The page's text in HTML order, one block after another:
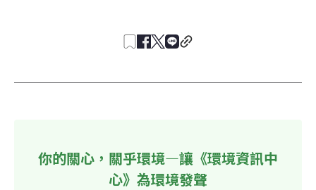
你的關心，關乎環境—讓《環境資訊中
心》為環境發聲